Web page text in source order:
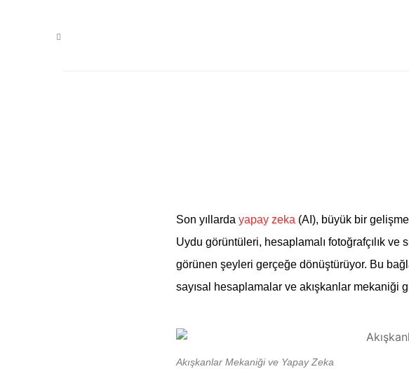
Son yıllarda yapay zeka (AI), büyük bir
Uydu görüntüleri, hesaplamalı fotoğrafçılık
görünen şeyleri gerçeğe dönüştürüyor. Bu
sayısal hesaplamalar ve akışkanlar mekaniği
Akışkanlar Mekaniği ve Yapay Zeka